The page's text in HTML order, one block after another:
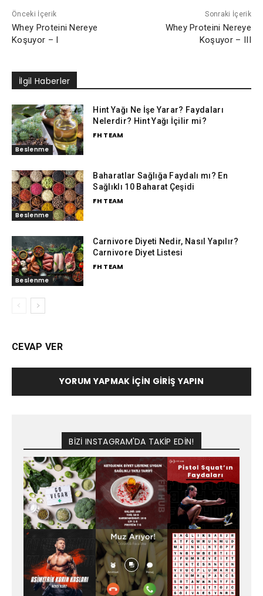
Önceki İçerik
Whey Proteini Nereye
Koşuyor – I
Sonraki İçerik
Whey Proteini Nereye
Koşuyor – III
İlgil Haberler
Beslenme
Hint Yağı Ne İşe Yarar? Faydaları
Nelerdir? Hint Yağı İçilir mi?
FH TEAM
Beslenme
Baharatlar Sağlığa Faydalı mı? En
Sağlıklı 10 Baharat Çeşidi
FH TEAM
Beslenme
Carnivore Diyeti Nedir, Nasıl Yapılır?
Carnivore Diyet Listesi
FH TEAM
CEVAP VER
YORUM YAPMAK İÇIN GIRIŞ YAPIN
BİZİ INSTAGRAM'DA TAKİP EDİN!